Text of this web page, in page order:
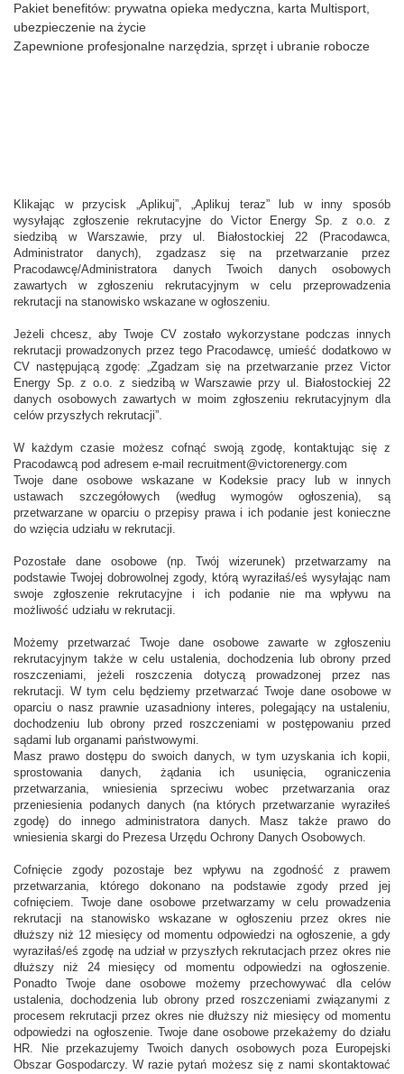
Pakiet benefitów: prywatna opieka medyczna, karta Multisport,
ubezpieczenie na życie
Zapewnione profesjonalne narzędzia, sprzęt i ubranie robocze
Klikając w przycisk „Aplikuj”, „Aplikuj teraz” lub w inny sposób
wysyłając zgłoszenie rekrutacyjne do Victor Energy Sp. z o.o. z
siedzibą w Warszawie, przy ul. Białostockiej 22 (Pracodawca,
Administrator danych), zgadzasz się na przetwarzanie przez
Pracodawcę/Administratora danych Twoich danych osobowych
zawartych w zgłoszeniu rekrutacyjnym w celu przeprowadzenia
rekrutacji na stanowisko wskazane w ogłoszeniu.
Jeżeli chcesz, aby Twoje CV zostało wykorzystane podczas innych
rekrutacji prowadzonych przez tego Pracodawcę, umieść dodatkowo w
CV następującą zgodę: „Zgadzam się na przetwarzanie przez Victor
Energy Sp. z o.o. z siedzibą w Warszawie przy ul. Białostockiej 22
danych osobowych zawartych w moim zgłoszeniu rekrutacyjnym dla
celów przyszłych rekrutacji”.
W każdym czasie możesz cofnąć swoją zgodę, kontaktując się z
Pracodawcą pod adresem e-mail recruitment@victorenergy.com
Twoje dane osobowe wskazane w Kodeksie pracy lub w innych
ustawach szczegółowych (według wymogów ogłoszenia), są
przetwarzane w oparciu o przepisy prawa i ich podanie jest konieczne
do wzięcia udziału w rekrutacji.
Pozostałe dane osobowe (np. Twój wizerunek) przetwarzamy na
podstawie Twojej dobrowolnej zgody, którą wyraziłaś/eś wysyłając nam
swoje zgłoszenie rekrutacyjne i ich podanie nie ma wpływu na
możliwość udziału w rekrutacji.
Możemy przetwarzać Twoje dane osobowe zawarte w zgłoszeniu
rekrutacyjnym także w celu ustalenia, dochodzenia lub obrony przed
roszczeniami, jeżeli roszczenia dotyczą prowadzonej przez nas
rekrutacji. W tym celu będziemy przetwarzać Twoje dane osobowe w
oparciu o nasz prawnie uzasadniony interes, polegający na ustaleniu,
dochodzeniu lub obrony przed roszczeniami w postępowaniu przed
sądami lub organami państwowymi.
Masz prawo dostępu do swoich danych, w tym uzyskania ich kopii,
sprostowania danych, żądania ich usunięcia, ograniczenia
przetwarzania, wniesienia sprzeciwu wobec przetwarzania oraz
przeniesienia podanych danych (na których przetwarzanie wyraziłeś
zgodę) do innego administratora danych. Masz także prawo do
wniesienia skargi do Prezesa Urzędu Ochrony Danych Osobowych.
Cofnięcie zgody pozostaje bez wpływu na zgodność z prawem
przetwarzania, którego dokonano na podstawie zgody przed jej
cofnięciem. Twoje dane osobowe przetwarzamy w celu prowadzenia
rekrutacji na stanowisko wskazane w ogłoszeniu przez okres nie
dłuższy niż 12 miesięcy od momentu odpowiedzi na ogłoszenie, a gdy
wyraziłaś/eś zgodę na udział w przyszłych rekrutacjach przez okres nie
dłuższy niż 24 miesięcy od momentu odpowiedzi na ogłoszenie.
Ponadto Twoje dane osobowe możemy przechowywać dla celów
ustalenia, dochodzenia lub obrony przed roszczeniami związanymi z
procesem rekrutacji przez okres nie dłuższy niż miesięcy od momentu
odpowiedzi na ogłoszenie. Twoje dane osobowe przekażemy do działu
HR. Nie przekazujemy Twoich danych osobowych poza Europejski
Obszar Gospodarczy. W razie pytań możesz się z nami skontaktować